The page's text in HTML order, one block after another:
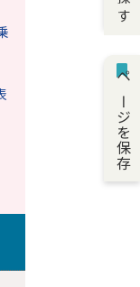
ページを保存